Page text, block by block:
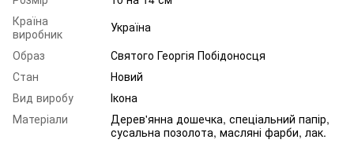
Країна
виробник
Україна
Образ
Святого Георгія Побідоносця
Стан
Новий
Вид виробу
Ікона
Матеріали
Дерев'янна дошечка, спеціальний папір,
сусальна позолота, масляні фарби, лак.